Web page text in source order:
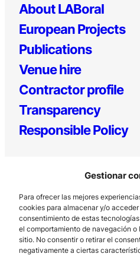
Gestionar
Para ofrecer las mejores
cookies para almacenar y/o
consentimiento de estas
el comportamiento de navegación
sitio. No consentir o retirar el
negativamente a ciertas
About LABoral
European Projects
Publications
Venue hire
Contractor profile
Transparency
Responsible Policy
Los Prados, 121 – 33203 Gijón
985 185 577 –